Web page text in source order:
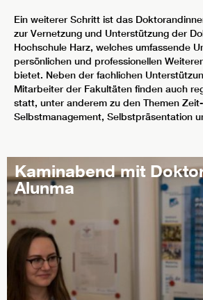
Ein weiterer Schritt ist das
zur Vernetzung und Unterstützung der
Hochschule Harz, welches umfassende
persönlichen und professionellen
bietet. Neben der fachlichen
Mitarbeiter der Fakultäten finden auch
statt, unter anderem zu den Themen
Selbstmanagement, Selbstpräsentation
Kaminabend mit
Alunma